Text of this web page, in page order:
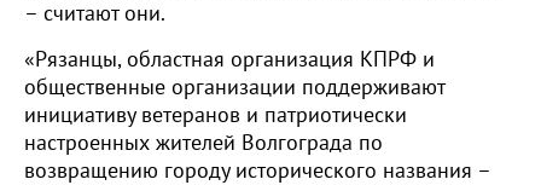
– считают они.
«Рязанцы, областная организация КПРФ и
общественные организации поддерживают
инициативу ветеранов и патриотически
настроенных жителей Волгограда по
возвращению городу исторического названия –